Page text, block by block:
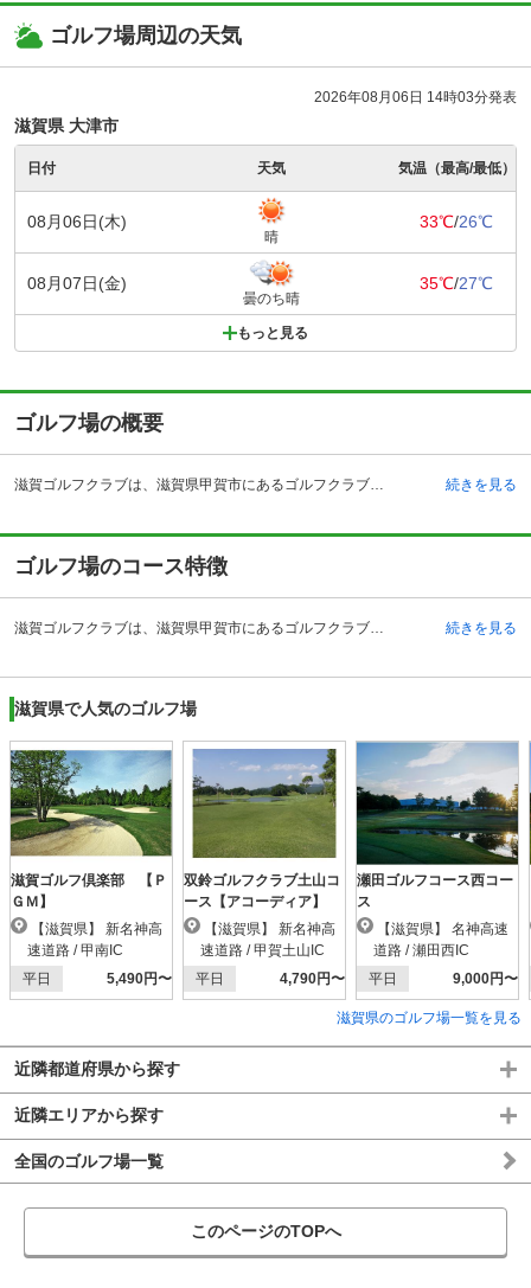
ゴルフ場周辺の天気
2026年08月06日 14時03分発表
滋賀県 大津市
日付 天気 気温（最高/最低）
08月06日(木)
晴
33℃/26℃
08月07日(金)
曇のち晴
35℃/27℃
もっと見る
ゴルフ場の概要
滋賀ゴルフクラブは、滋賀県甲賀市にあるゴルフクラブです。過去に数多くのプロトーナメントが開催された実績を持ちます。広く開放感のあるクラブハウス内には、ゆったりとした男女別のロッカールームやプロショップ、ラウンジ、レストランが完備されています。レストランでは地元名産の伊賀牛を使用したメニューが人気を集めています。 交通アクセスも良く、自動車では大阪・京都方面より高速道路を利用して1時間前後と交通アクセスも良いです。電車を利用する場合はJR草津線、貴生川駅よりタクシーで約10分となっています。予約制でクラブバスも運行しています。指定の時間に最寄り駅まで迎えに来てくれるため、移動もスムーズに行えます。 続きを見る
ゴルフ場のコース特徴
滋賀ゴルフクラブは、滋賀県甲賀市にあるゴルフクラブです。過去に数多くのプロトーナメントが開催された実績を持ちます。広く開放感のあるクラブハウス内には、ゆったりとした男女別のロッカールームやプロショップ、ラウンジ、レストランが完備されています。レストランでは地元名産の伊賀牛を使用したメニューが人気を集めています。 交通アクセスも良く、自動車では大阪・京都方面より高速道路を利用して1時間前後と交通アクセスも良いです。電車を利用する場合はJR草津線、貴生川駅よりタクシーで約10分となっています。予約制でクラブバスも運行しています。指定の時間に最寄り駅まで迎えに来てくれるため、移動もスムーズに行えます。 続きを見る
滋賀県で人気のゴルフ場
滋賀ゴルフ倶楽部 【Ｐ
ＧＭ】
速道路 / 甲南IC
平日
5,490円〜
双鈴ゴルフクラブ土山コ
ース【アコーディア】
速道路 / 甲賀土山IC
平日
4,790円〜
瀬田ゴルフコース西コー
ス
道路 / 瀬田西IC
平日
9,000円〜
滋賀県のゴルフ場一覧を見る
近隣都道府県から探す
近隣エリアから探す
全国のゴルフ場一覧
このページのTOPへ